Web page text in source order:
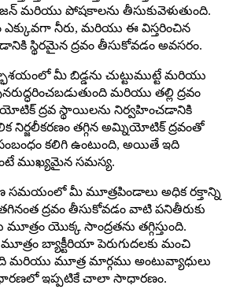
మరియు పోషకాలను తీసుకువెళుతుంది.
ఎక్కువగా నీరు, మరియు ఈ విస్తరించిన
స్థిరమైన ద్రవం తీసుకోవడం అవసరం.
మీ బిడ్డను చుట్టుముట్టే మరియు
మరియు తల్లి ద్రవం
ద్రవ స్థాయిలను నిర్వహించడానికి
నిర్జలీకరణం తగ్గిన అమ్నియోటిక్ ద్రవంతో
కలిగి ఉంటుంది, అయితే ఇది
ముఖ్యమైన సమస్య.
సమయంలో మీ మూత్రపిండాలు అధిక రక్తాన్ని
ద్రవం తీసుకోవడం వాటి పనితీరుకు
యొక్క సాంద్రతను తగ్గిస్తుంది.
బ్యాక్టీరియా పెరుగుదలకు మంచి
మరియు మూత్ర మార్గము అంటువ్యాధులు
ఇప్పటికే చాలా సాధారణం.